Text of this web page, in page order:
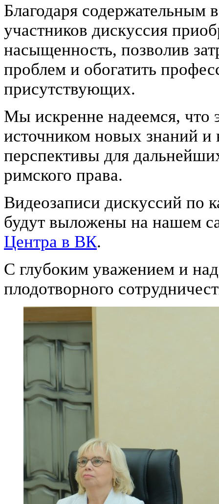
Благодаря содержательным
участников дискуссия
насыщенность, позволив
проблем и обогатить
присутствующих.
Мы искренне надеемся, что
источником новых знаний и
перспективы для
римского права.
Видеозаписи дискуссий по
будут выложены на нашем
Центра в ВК.
С глубоким уважением и
плодотворного